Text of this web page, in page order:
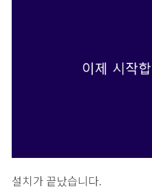
설치가 끝났습니다.